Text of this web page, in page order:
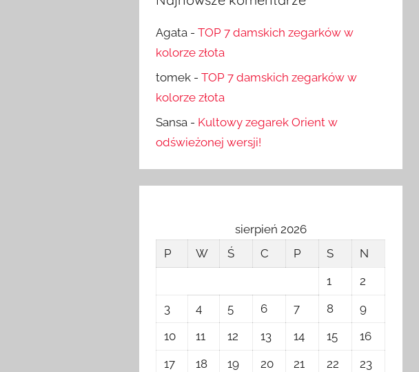
Agata -TOP 7 damskich zegarków w
kolorze złota
tomek -TOP 7 damskich zegarków w
kolorze złota
Sansa - Kultowy zegarek Orient w
odświeżonej wersji!
sierpień 2026
P
W Ś C P S
N
1
2
3
4 5 6 7 8
9
10
11 12 13 14 15
16
17
18 19 20 21 22
23